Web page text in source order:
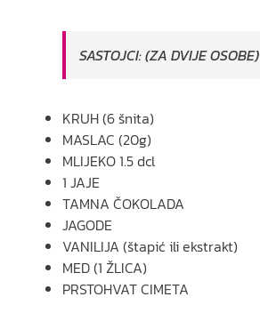
SASTOJCI: (ZA DVIJE OSOBE)
KRUH (6 šnita)
MASLAC (20g)
MLIJEKO 1.5 dcl
1 JAJE
TAMNA ČOKOLADA
JAGODE
VANILIJA (štapić ili ekstrakt)
MED (1 ŽLICA)
PRSTOHVAT CIMETA